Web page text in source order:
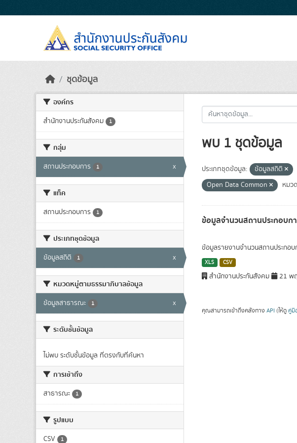
ชุดข้อมูล
องค์กร
สำนักงานประกันสังคม 1
กลุ่ม
สถานประกอบการ 1 x
แท็ค
สถานประกอบการ 1
ประเภทชุดข้อมูล
ข้อมูลสถิติ 1 x
หมวดหมู่ตามธรรมาภิบาลข้อมูล
ข้อมูลสาธารณะ 1 x
ระดับชั้นข้อมูล
ไม่พบ ระดับชั้นข้อมูล ที่ตรงกับที่ค้นหา
การเข้าถึง
สาธารณะ 1
รูปแบบ
CSV 1
พบ 1 ชุดข้อมูล
ประเภทชุดข้อมูล: ข้อมูลสถิติ
Open Data Common
หมว
ข้อมูลจำนวนสถานประกอบก
ข้อมูลรายงานจำนวนสถานประกอ
XLS CSV
สำนักงานประกันสังคม 21 พ
คุณสามารถเข้าถึงคลังทาง API (ให้ดู คู่มื